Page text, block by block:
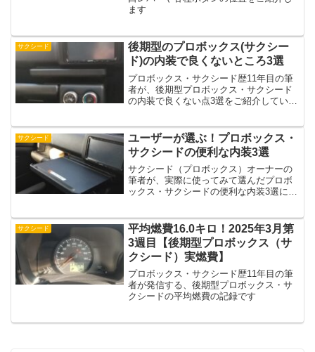
ます
サクシード
後期型のプロボックス(サクシー
ド)の内装で良くないところ3選
プロボックス・サクシード歴11年目の筆
者が、後期型プロボックス・サクシード
の内装で良くない点3選をご紹介していま
サクシード
ユーザーが選ぶ！プロボックス・
サクシードの便利な内装3選
サクシード（プロボックス）オーナーの
筆者が、実際に使ってみて選んだプロボ
ックス・サクシードの便利な内装3選につ
サクシード
平均燃費16.0キロ！2025年3月第
3週目【後期型プロボックス（サ
クシード）実燃費】
プロボックス・サクシード歴11年目の筆
者が発信する、後期型プロボックス・サ
クシードの平均燃費の記録です